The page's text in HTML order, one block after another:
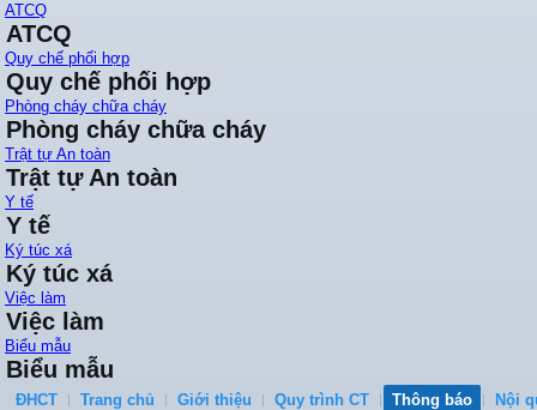
ATCQ
ATCQ
Quy chế phối hợp
Quy chế phối hợp
Phòng cháy chữa cháy
Phòng cháy chữa cháy
Trật tự An toàn
Trật tự An toàn
Y tế
Y tế
Ký túc xá
Ký túc xá
Việc làm
Việc làm
Biểu mẫu
Biểu mẫu
ĐHCT Trang chủ Giới thiệu Quy trình CT Thông báo Nội